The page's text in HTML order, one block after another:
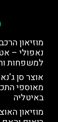
מוזיאון
נאפולי –
למשפחות
אוצר סן
מאוספי
באיטליה
מוזיאון